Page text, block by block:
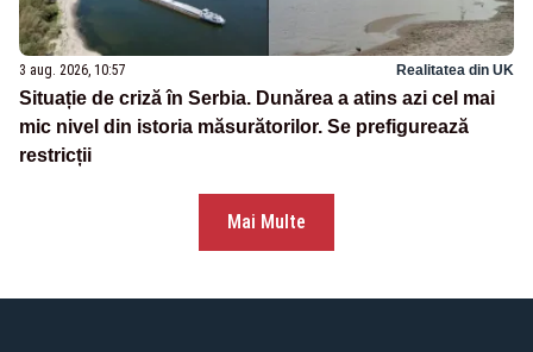
3 aug. 2026, 10:57 Realitatea din UK
Situație de criză în Serbia. Dunărea a atins azi cel mai
mic nivel din istoria măsurătorilor. Se prefigurează
restricții
Mai Multe